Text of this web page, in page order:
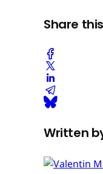
Share
Written